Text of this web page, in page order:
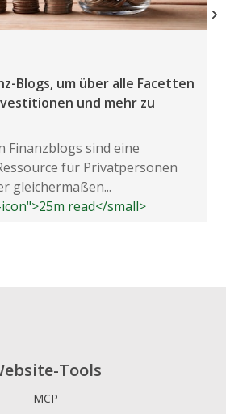
Blogs, um über alle Facetten
und mehr zu
Finanzblogs sind eine
für Privatpersonen
gleichermaßen...
read</small>
Tools
MCP